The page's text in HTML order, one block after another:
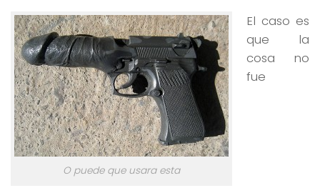
O puede que usara esta
El caso es
que la
cosa no
fue